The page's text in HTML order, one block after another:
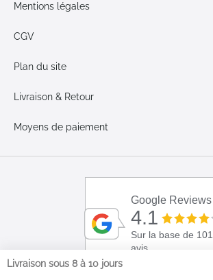
Livraison sous 8 à 10 jours
Mentions légales
CGV
Plan du site
Livraison & Retour
Moyens de paiement
Google Reviews
4.1
Sur la base de 101
avis